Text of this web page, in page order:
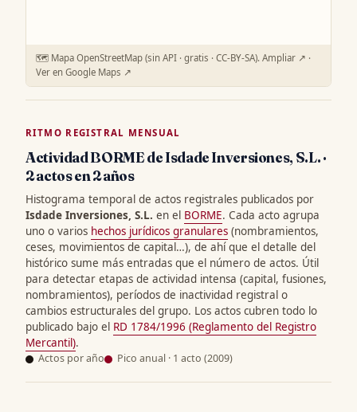
🗺️ Mapa OpenStreetMap (sin API · gratis · CC-BY-SA). Ampliar ↗ ·
Ver en Google Maps ↗
RITMO REGISTRAL MENSUAL
Actividad BORME de Isdade Inversiones, S.L. ·
2 actos en 2 años
Histograma temporal de actos registrales publicados por
Isdade Inversiones, S.L. en el BORME. Cada acto agrupa
uno o varios hechos jurídicos granulares (nombramientos,
ceses, movimientos de capital…), de ahí que el detalle del
histórico sume más entradas que el número de actos. Útil
para detectar etapas de actividad intensa (capital, fusiones,
nombramientos), períodos de inactividad registral o
cambios estructurales del grupo. Los actos cubren todo lo
publicado bajo el RD 1784/1996 (Reglamento del Registro
Mercantil).
Actos por año Pico anual · 1 acto (2009)